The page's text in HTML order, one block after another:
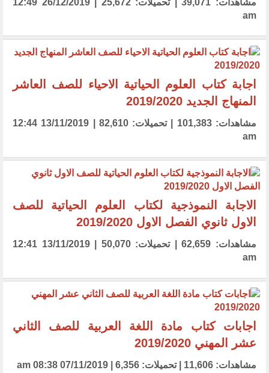
am
اجابة كتاب العلوم الحياتية الاحياء للصف العاشر
المنهاج الجديد 2019/2020
مشاهدات: 101,383 | تحميلات: 82,610 | 13/11/2019 12:44
am
الاجابة النموذجية لكتاب العلوم الحياتية للصف
الاول ثانوي الفصل الاول 2019/2020
مشاهدات: 62,659 | تحميلات: 50,070 | 13/11/2019 12:41
am
اجابات كتاب مادة اللغة العربية للصف الثاني
عشر المهني 2019/2020
مشاهدات: 11,606 | تحميلات: 6,356 | 07/11/2019 08:38 am